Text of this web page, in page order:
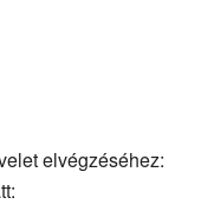
elvégzéséhez: